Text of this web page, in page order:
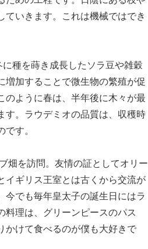
いきます。これは機械ではでき
種を蒔き成長したソラ豆や雑穀
加することで微生物の繁殖が促
のように春は、半年後に木々が最
す。ラウデミオの品質は、収穫時
す。
畑を訪問。友情の証としてオリー
イギリス王室とは古くから交流が
今でも毎年皇太子の誕生日にはラ
料理は、グリーンピースのパス
かけて食べるのが僕も大好きで